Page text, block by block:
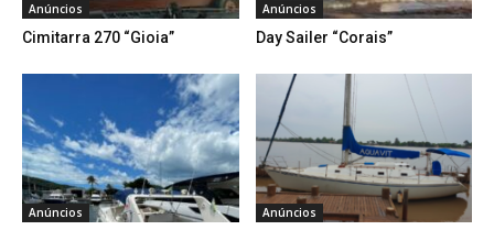
Anúncios
Cimitarra 270 “Gioia”
Anúncios
Day Sailer “Corais”
Anúncios Anúncios